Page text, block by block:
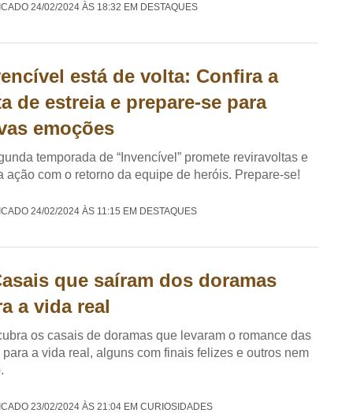
24/02/2024 ÀS 18:32 EM DESTAQUES
está de volta: Confira a
de estreia e prepare-se para
emoções
temporada de “Invencível” promete reviravoltas e
ação com o retorno da equipe de heróis. Prepare-se!
24/02/2024 ÀS 11:15 EM DESTAQUES
que saíram dos doramas
a vida real
os casais de doramas que levaram o romance das
para a vida real, alguns com finais felizes e outros nem
23/02/2024 ÀS 21:04 EM CURIOSIDADES